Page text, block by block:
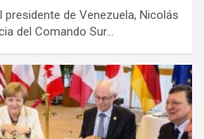
de Venezuela, Nicolás
del Comando Sur…